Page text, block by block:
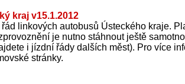
kraj v15.1.2012
linkových autobusů Ústeckého kraje.
je nutno stáhnout ještě
i jízdní řády dalších měst). Pro více
stránky.